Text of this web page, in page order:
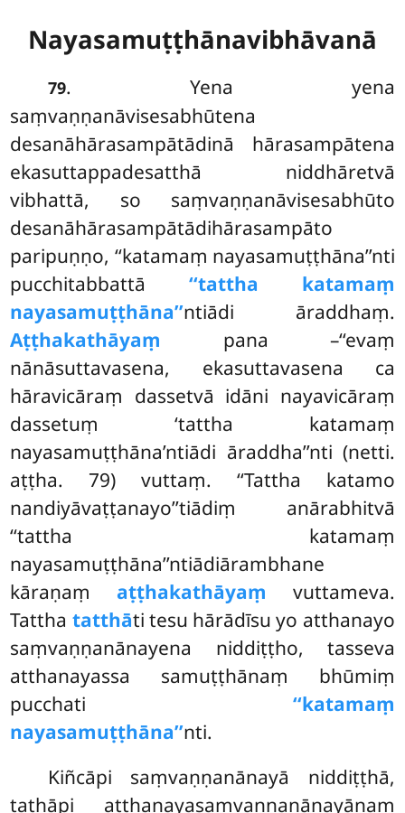
Nayasamuṭṭhānavibhāvanā
79. Yena yena
saṃvaṇṇanāvisesabhūtena
desanāhārasampātādinā hārasampātena
ekasuttappadesatthā niddhāretvā
vibhattā, so saṃvaṇṇanāvisesabhūto
desanāhārasampātādihārasampāto
paripuṇṇo, ‘‘katamaṃ nayasamuṭṭhāna’’nti
pucchitabbattā ‘‘tattha katamaṃ
nayasamuṭṭhāna’’ntiādi āraddhaṃ.
Aṭṭhakathāyaṃ pana –‘‘evaṃ
nānāsuttavasena, ekasuttavasena ca
hāravicāraṃ dassetvā idāni nayavicāraṃ
dassetuṃ ‘tattha katamaṃ
nayasamuṭṭhāna’ntiādi āraddha’’nti (netti.
aṭṭha. 79) vuttaṃ. ‘‘Tattha katamo
nandiyāvaṭṭanayo’’tiādiṃ anārabhitvā
‘‘tattha katamaṃ
nayasamuṭṭhāna’’ntiādiārambhane
kāraṇaṃ aṭṭhakathāyaṃ vuttameva.
Tattha tatthāti tesu hārādīsu yo atthanayo
saṃvaṇṇanānayena niddiṭṭho, tasseva
atthanayassa samuṭṭhānaṃ bhūmiṃ
pucchati ‘‘katamaṃ
nayasamuṭṭhāna’’nti.
Kiñcāpi saṃvaṇṇanānayā niddiṭṭhā,
tathāpi atthanayasaṃvaṇṇanānayānaṃ